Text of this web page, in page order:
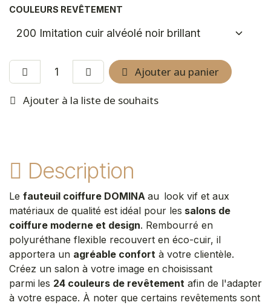
COULEURS REVÊTEMENT
Ajouter au panier
Ajouter à la liste de souhaits
Description
Le fauteuil coiffure DOMINA au look vif et aux
matériaux de qualité est idéal pour les salons de
coiffure moderne et design. Rembourré en
polyuréthane flexible recouvert en éco-cuir, il
apportera un agréable confort à votre clientèle.
Créez un salon à votre image en choisissant
parmi les 24 couleurs de revêtement afin de l'adapter
à votre espace. À noter que certains revêtements sont